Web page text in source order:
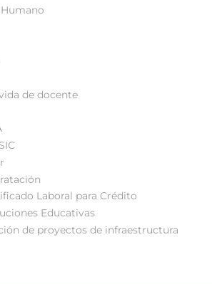
de docente
Laboral para Crédito
Educativas
de proyectos de infraestructura